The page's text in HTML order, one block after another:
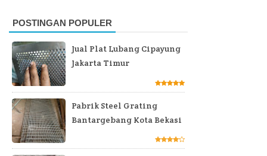
POSTINGAN POPULER
Jual Plat Lubang Cipayung
Jakarta Timur
Pabrik Steel Grating
Bantargebang Kota Bekasi